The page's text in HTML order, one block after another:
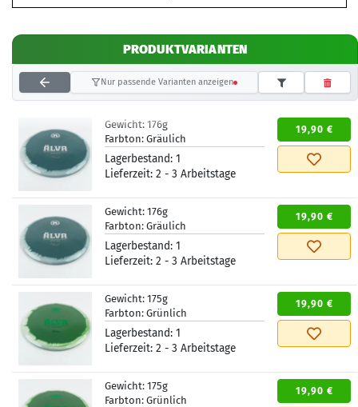
PRODUKTVARIANTEN
Nur passende Varianten anzeigen
Gewicht: 176g
Farbton: Gräulich
Lagerbestand: 1
Lieferzeit: 2 - 3 Arbeitstage
19,90 €
Gewicht: 176g
Farbton: Gräulich
Lagerbestand: 1
Lieferzeit: 2 - 3 Arbeitstage
19,90 €
Gewicht: 175g
Farbton: Grünlich
Lagerbestand: 1
Lieferzeit: 2 - 3 Arbeitstage
19,90 €
Gewicht: 175g
Farbton: Grünlich
19,90 €